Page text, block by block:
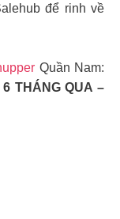
để rinh về
Quần Nam:
THÁNG QUA –